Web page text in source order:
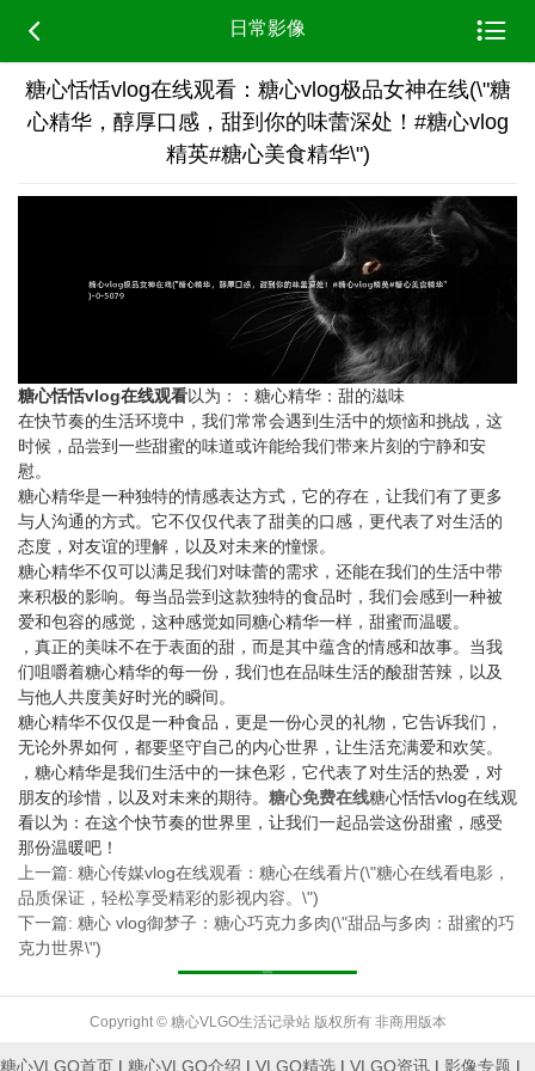
 日常影像 
糖心恬恬vlog在线观看：糖心vlog极品女神在线(\"糖
心精华，醇厚口感，甜到你的味蕾深处！#糖心vlog
精英#糖心美食精华\")
糖心恬恬vlog在线观看以为：：糖心精华：甜的滋味
在快节奏的生活环境中，我们常常会遇到生活中的烦恼和挑战，这
时候，品尝到一些甜蜜的味道或许能给我们带来片刻的宁静和安
慰。
糖心精华是一种独特的情感表达方式，它的存在，让我们有了更多
与人沟通的方式。它不仅仅代表了甜美的口感，更代表了对生活的
态度，对友谊的理解，以及对未来的憧憬。
糖心精华不仅可以满足我们对味蕾的需求，还能在我们的生活中带
来积极的影响。每当品尝到这款独特的食品时，我们会感到一种被
爱和包容的感觉，这种感觉如同糖心精华一样，甜蜜而温暖。
，真正的美味不在于表面的甜，而是其中蕴含的情感和故事。当我
们咀嚼着糖心精华的每一份，我们也在品味生活的酸甜苦辣，以及
与他人共度美好时光的瞬间。
糖心精华不仅仅是一种食品，更是一份心灵的礼物，它告诉我们，
无论外界如何，都要坚守自己的内心世界，让生活充满爱和欢笑。
，糖心精华是我们生活中的一抹色彩，它代表了对生活的热爱，对
朋友的珍惜，以及对未来的期待。 糖心免费在线糖心恬恬vlog在线观
看以为：在这个快节奏的世界里，让我们一起品尝这份甜蜜，感受
那份温暖吧！
上一篇: 糖心传媒vlog在线观看：糖心在线看片(\"糖心在线看电影，
品质保证，轻松享受精彩的影视内容。\")
下一篇: 糖心 vlog御梦子：糖心巧克力多肉(\"甜品与多肉：甜蜜的巧
克力世界\")
Copyright © 糖心VLGO生活记录站 版权所有 非商用版本
糖心VLGO首页 | 糖心VLGO介绍 | VLGO精选 | VLGO资讯 | 影像专题 |